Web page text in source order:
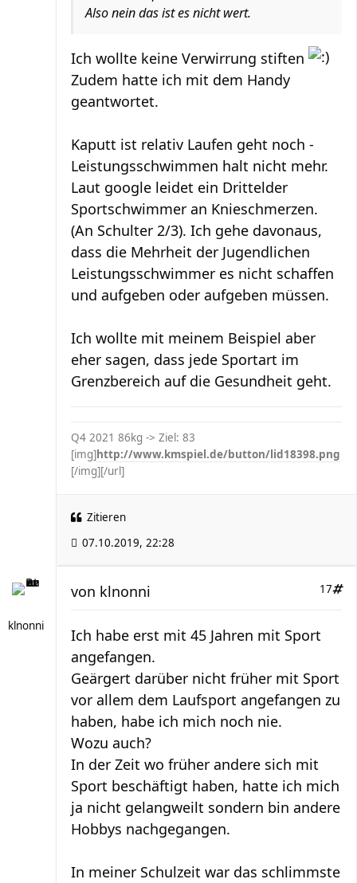
Also nein das ist es nicht wert.
Ich wollte keine Verwirrung stiften
Zudem hatte ich mit dem Handy
geantwortet.
Kaputt ist relativ Laufen geht noch -
Leistungsschwimmen halt nicht mehr.
Laut google leidet ein Drittelder
Sportschwimmer an Knieschmerzen.
(An Schulter 2/3). Ich gehe davonaus,
dass die Mehrheit der Jugendlichen
Leistungsschwimmer es nicht schaffen
und aufgeben oder aufgeben müssen.
Ich wollte mit meinem Beispiel aber
eher sagen, dass jede Sportart im
Grenzbereich auf die Gesundheit geht.
Q4 2021 86kg -> Ziel: 83
[img]http://www.kmspiel.de/button/lid18398.png
[/img][/url]
Zitieren
07.10.2019, 22:28
klnonni
17
von klnonni
Ich habe erst mit 45 Jahren mit Sport
angefangen.
Geärgert darüber nicht früher mit Sport
vor allem dem Laufsport angefangen zu
haben, habe ich mich noch nie.
Wozu auch?
In der Zeit wo früher andere sich mit
Sport beschäftigt haben, hatte ich mich
ja nicht gelangweilt sondern bin andere
Hobbys nachgegangen.
In meiner Schulzeit war das schlimmste